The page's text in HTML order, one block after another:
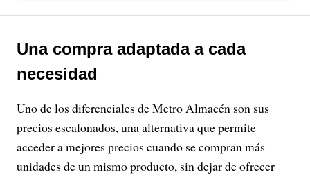
Una compra adaptada a cada
necesidad
Uno de los diferenciales de Metro Almacén son sus
precios escalonados, una alternativa que permite
acceder a mejores precios cuando se compran más
unidades de un mismo producto, sin dejar de ofrecer